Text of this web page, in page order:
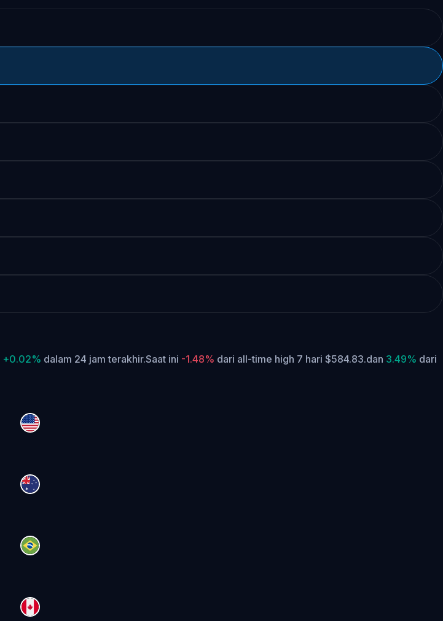
+0.02% dalam 24 jam terakhir.Saat ini -1.48% dari all-time high 7 hari $584.83.dan 3.49% dari